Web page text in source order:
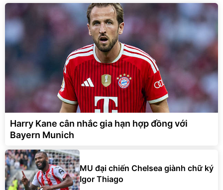
Harry Kane cân nhắc gia hạn hợp đồng với
Bayern Munich
MU đại chiến Chelsea giành chữ ký
Igor Thiago